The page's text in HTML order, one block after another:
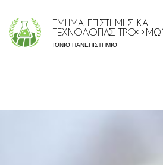
ΤΜΗΜΑ ΕΠΙΣΤΗΜΗΣ ΚΑΙ
ΤΕΧΝΟΛΟΓΙΑΣ
ΙΟΝΙΟ ΠΑΝΕΠΙΣΤΗΜΙΟ